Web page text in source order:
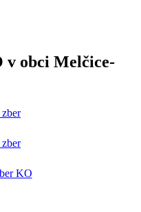
obci Melčice-